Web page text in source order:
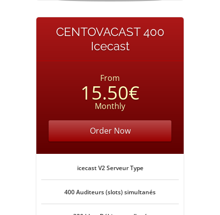
CENTOVACAST 400
Icecast
From
15.50€
Monthly
Order Now
icecast V2 Serveur Type
400 Auditeurs (slots) simultanés